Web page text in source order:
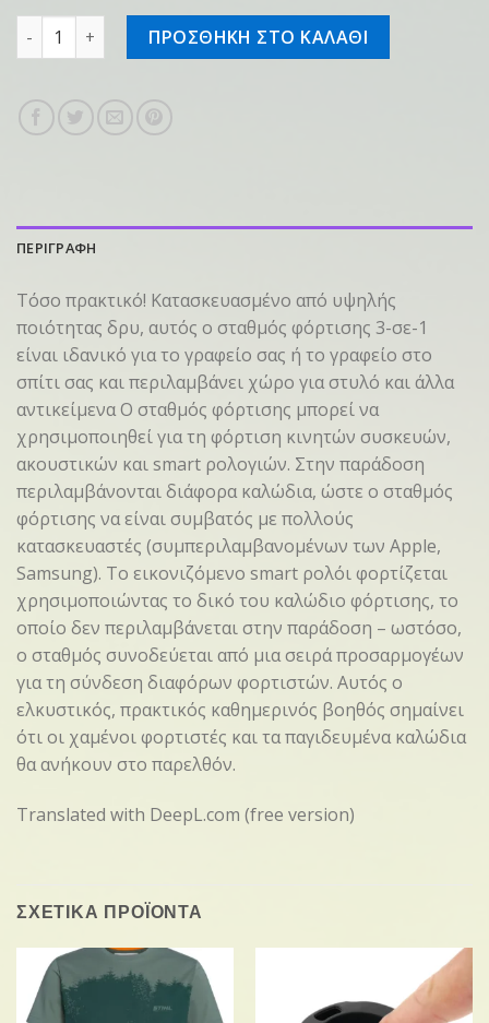
Charging station Organiser ICON ποσότητα
ΠΡΟΣΘΗΚΗ ΣΤΟ ΚΑΛΑΘΙ
ΠΕΡΙΓΡΑΦΗ
Τόσο πρακτικό! Κατασκευασμένο από υψηλής
ποιότητας δρυ, αυτός ο σταθμός φόρτισης 3-σε-1
είναι ιδανικό για το γραφείο σας ή το γραφείο στο
σπίτι σας και περιλαμβάνει χώρο για στυλό και άλλα
αντικείμενα Ο σταθμός φόρτισης μπορεί να
χρησιμοποιηθεί για τη φόρτιση κινητών συσκευών,
ακουστικών και smart ρολογιών. Στην παράδοση
περιλαμβάνονται διάφορα καλώδια, ώστε ο σταθμός
φόρτισης να είναι συμβατός με πολλούς
κατασκευαστές (συμπεριλαμβανομένων των Apple,
Samsung). Το εικονιζόμενο smart ρολόι φορτίζεται
χρησιμοποιώντας το δικό του καλώδιο φόρτισης, το
οποίο δεν περιλαμβάνεται στην παράδοση – ωστόσο,
ο σταθμός συνοδεύεται από μια σειρά προσαρμογέων
για τη σύνδεση διαφόρων φορτιστών. Αυτός ο
ελκυστικός, πρακτικός καθημερινός βοηθός σημαίνει
ότι οι χαμένοι φορτιστές και τα παγιδευμένα καλώδια
θα ανήκουν στο παρελθόν.
Translated with DeepL.com (free version)
ΣΧΕΤΙΚΑ ΠΡΟΪΟΝΤΑ